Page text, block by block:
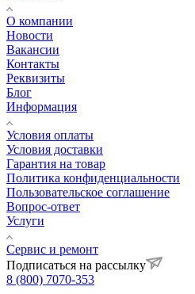
О компании
Новости
Вакансии
Контакты
Реквизиты
Блог
Информация
Условия оплаты
Условия доставки
Гарантия на товар
Политика конфиденциальности
Пользовательское соглашение
Вопрос-ответ
Услуги
Сервис и ремонт
Подписаться на рассылку
8 (800) 7070-353